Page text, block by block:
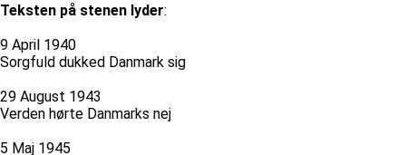
Teksten på stenen lyder:
9 April 1940
Sorgfuld dukked Danmark sig
29 August 1943
Verden hørte Danmarks nej
5 Maj 1945